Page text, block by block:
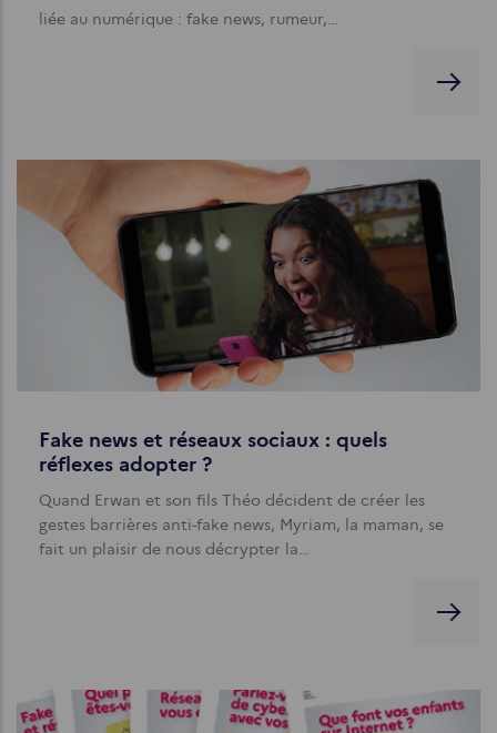
liée au numérique : fake news, rumeur,…
Fake news et réseaux sociaux : quels
réflexes adopter ?
Quand Erwan et son fils Théo décident de créer les
gestes barrières anti-fake news, Myriam, la maman, se
fait un plaisir de nous décrypter la…